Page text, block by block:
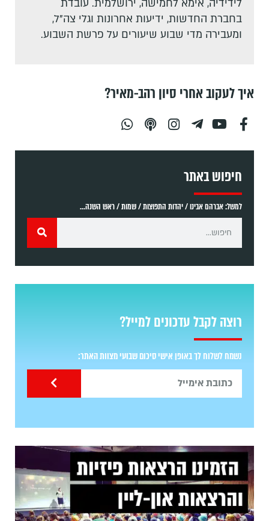
לידידיה, אימא לחמישה, ירושלמית. עובדת
בחברת החדשות, ידיעות אחרונות וגלי צה"ל,
ומעבירה מדי שבוע שיעורים על פרשת השבוע.
איך לעקוב אחרי סיון רהב-מאיר?
חיפוש באתר
למשל: אברהם אבינו / יהדות התפוצות / שמות / ראש השנה...
רוצה לקבל עדכונים למייל?
נשמח לשלוח לך באופן אישי סיכום שבועי מצוות האתר: